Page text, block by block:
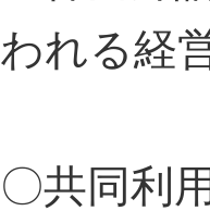
われる経
〇共同利